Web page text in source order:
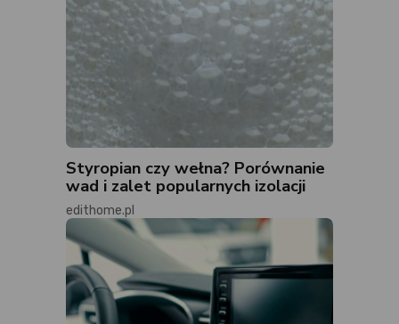
Styropian czy wełna? Porównanie
wad i zalet popularnych izolacji
edithome.pl